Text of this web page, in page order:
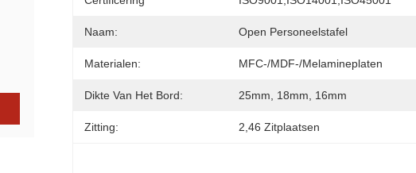
Naam: Open Personeelstafel
Materialen: MFC-/MDF-/melamineplaten
Dikte Van Het Bord: 25mm, 18mm, 16mm
Zitting: 2,46 Zitplaatsen